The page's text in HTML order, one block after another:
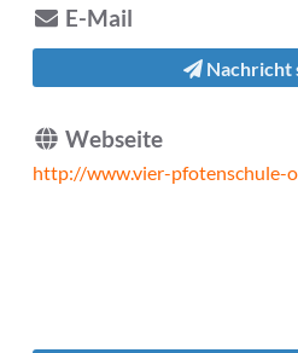
E-Mail
Nachricht
Webseite
http://www.vier-pfotenschule-